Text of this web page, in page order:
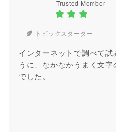
Trusted Member
トピックスターター
インターネットで調べて試
うに、なかなかうまく文
でした。